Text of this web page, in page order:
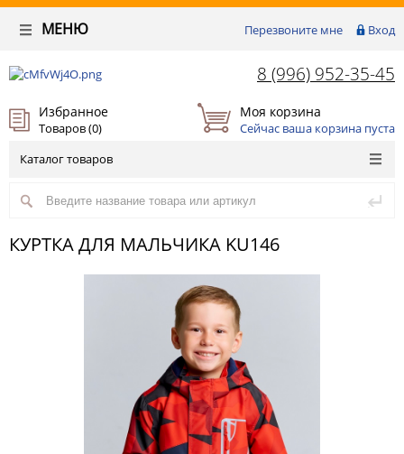
Перезвоните мне Вход
МЕНЮ
8 (996) 952-35-45
Избранное
Товаров (0)
Моя корзина
Сейчас ваша корзина пуста
Каталог товаров
КУРТКА ДЛЯ МАЛЬЧИКА KU146